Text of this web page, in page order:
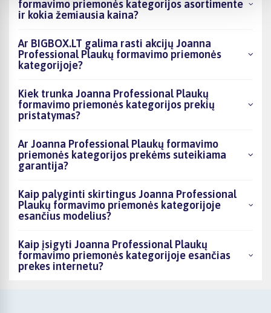
formavimo priemonės kategorijos asortimente
ir kokia žemiausia kaina?
Ar BIGBOX.LT galima rasti akcijų Joanna
Professional Plaukų formavimo priemonės
kategorijoje?
Kiek trunka Joanna Professional Plaukų
formavimo priemonės kategorijos prekių
pristatymas?
Ar Joanna Professional Plaukų formavimo
priemonės kategorijos prekėms suteikiama
garantija?
Kaip palyginti skirtingus Joanna Professional
Plaukų formavimo priemonės kategorijoje
esančius modelius?
Kaip įsigyti Joanna Professional Plaukų
formavimo priemonės kategorijoje esančias
prekes internetu?